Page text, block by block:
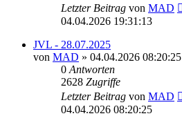
Letzter Beitrag von MAD
04.04.2026 19:31:13
JVL - 28.07.2025
von MAD » 04.04.2026 08:20:25
0 Antworten
2628 Zugriffe
Letzter Beitrag von MAD
04.04.2026 08:20:25